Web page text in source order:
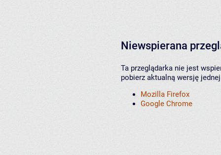
Niewspierana
Ta przeglądarka nie jest
pobierz aktualną wersję
Mozilla Firefox
Google Chrome